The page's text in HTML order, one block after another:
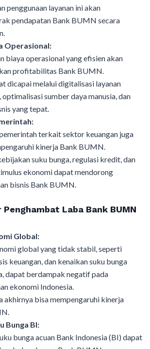
penggunaan layanan ini akan
pendapatan Bank BUMN secara
Operasional:
biaya operasional yang efisien akan
profitabilitas Bank BUMN.
dicapai melalui digitalisasi layanan
sumber daya manusia, dan
yang tepat.
terkait sektor keuangan juga
kinerja Bank BUMN.
suku bunga, regulasi kredit, dan
ekonomi dapat mendorong
bisnis Bank BUMN.
Laba Bank BUMN
Global:
global yang tidak stabil, seperti
keuangan, dan kenaikan suku bunga
dapat berdampak negatif pada
ekonomi Indonesia.
akhirnya bisa mempengaruhi kinerja
Bunga BI:
bunga acuan Bank Indonesia (BI) dapat